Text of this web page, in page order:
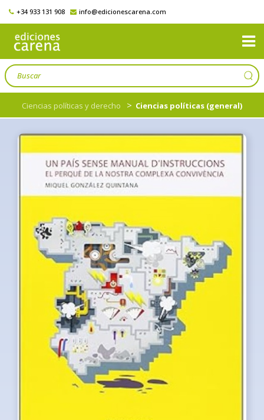
+34 933 131 908 info@edicionescarena.com
Ciencias políticas y derecho > Ciencias políticas (general)